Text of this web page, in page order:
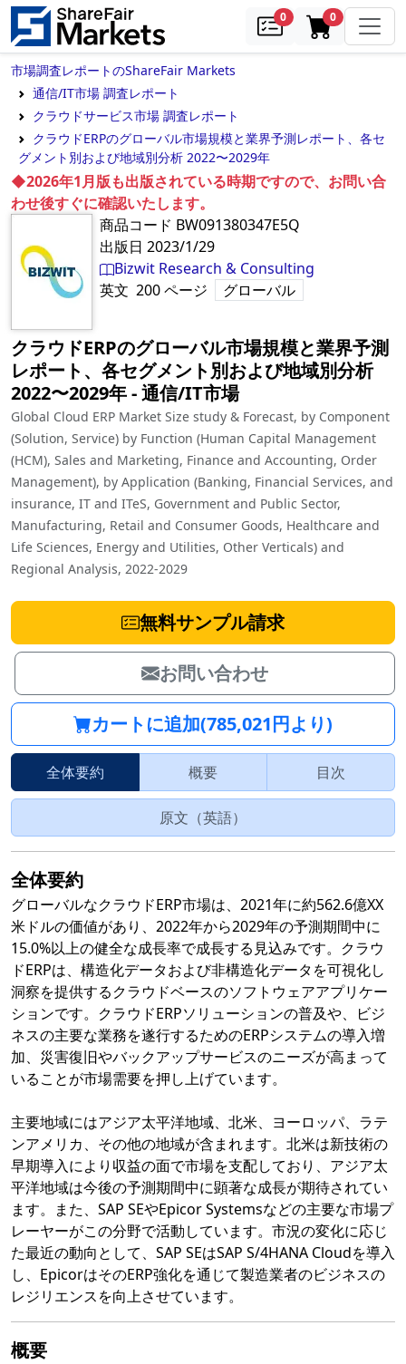
0samples0in cart
市場調査レポートのShareFair Markets
通信/IT市場 調査レポート
クラウドサービス市場 調査レポート
クラウドERPのグローバル市場規模と業界予測レポート、各セ
グメント別および地域別分析 2022〜2029年
◆2026年1月版も出版されている時期ですので、お問い合
わせ後すぐに確認いたします。
商品コード BW091380347E5Q
出版日 2023/1/29
Bizwit Research & Consulting
英文 200ページ グローバル
クラウドERPのグローバル市場規模と業界予測
レポート、各セグメント別および地域別分析
2022〜2029年‐通信/IT市場
Global Cloud ERP Market Size study & Forecast, by Component
(Solution, Service) by Function (Human Capital Management
(HCM), Sales and Marketing, Finance and Accounting, Order
Management), by Application (Banking, Financial Services, and
insurance, IT and ITeS, Government and Public Sector,
Manufacturing, Retail and Consumer Goods, Healthcare and
Life Sciences, Energy and Utilities, Other Verticals) and
Regional Analysis, 2022-2029
無料サンプル請求
お問い合わせ
カートに追加(785,021円より)
全体要約 概要 目次
原文（英語）
全体要約
グローバルなクラウドERP市場は、2021年に約562.6億XX
米ドルの価値があり、2022年から2029年の予測期間中に
15.0%以上の健全な成長率で成長する見込みです。クラウ
ドERPは、構造化データおよび非構造化データを可視化し
洞察を提供するクラウドベースのソフトウェアアプリケー
ションです。クラウドERPソリューションの普及や、ビジ
ネスの主要な業務を遂行するためのERPシステムの導入増
加、災害復旧やバックアップサービスのニーズが高まって
いることが市場需要を押し上げています。
主要地域にはアジア太平洋地域、北米、ヨーロッパ、ラテ
ンアメリカ、その他の地域が含まれます。北米は新技術の
早期導入により収益の面で市場を支配しており、アジア太
平洋地域は今後の予測期間中に顕著な成長が期待されてい
ます。また、SAP SEやEpicor Systemsなどの主要な市場プ
レーヤーがこの分野で活動しています。市況の変化に応じ
た最近の動向として、SAP SEはSAP S/4HANA Cloudを導入
し、EpicorはそのERP強化を通じて製造業者のビジネスの
レジリエンスを向上させています。
概要